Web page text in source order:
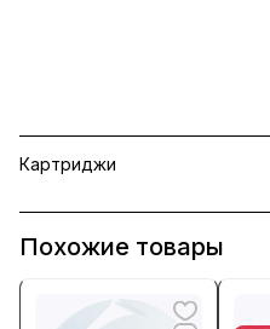
Картриджи
Похожие товары